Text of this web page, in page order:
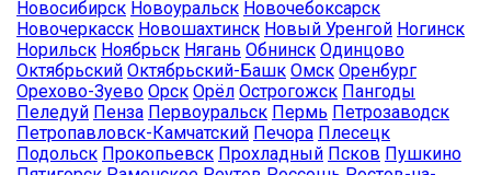
Новосибирск Новоуральск Новочебоксарск
Новочеркасск Новошахтинск Новый Уренгой Ногинск
Норильск Ноябрьск Нягань Обнинск Одинцово
Октябрьский Октябрьский-Башк Омск Оренбург
Орехово-Зуево Орск Орёл Острогожск Пангоды
Пеледуй Пенза Первоуральск Пермь Петрозаводск
Петропавловск-Камчатский Печора Плесецк
Подольск Прокопьевск Прохладный Псков Пушкино